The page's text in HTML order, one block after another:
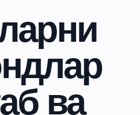
ва